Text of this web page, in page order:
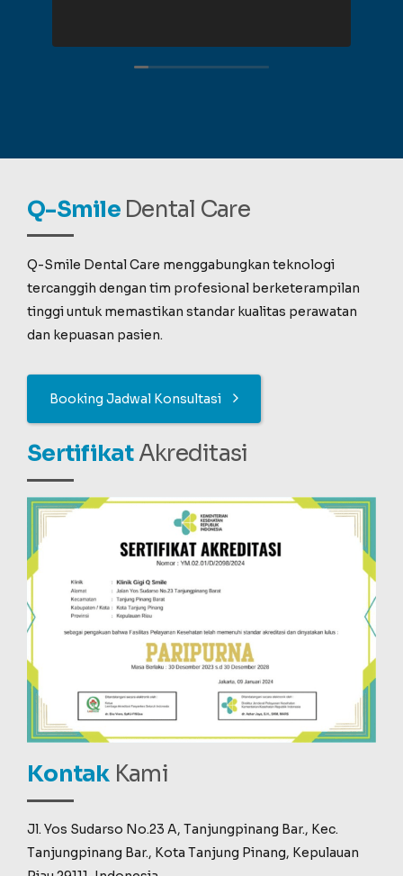
Q-Smile Dental Care
Q-Smile Dental Care menggabungkan teknologi
tercanggih dengan tim profesional berketerampilan
tinggi untuk memastikan standar kualitas perawatan
dan kepuasan pasien.
Booking Jadwal Konsultasi
SertifikatAkreditasi
KontakKami
Jl. Yos Sudarso No.23 A, Tanjungpinang Bar., Kec.
Tanjungpinang Bar., Kota Tanjung Pinang, Kepulauan